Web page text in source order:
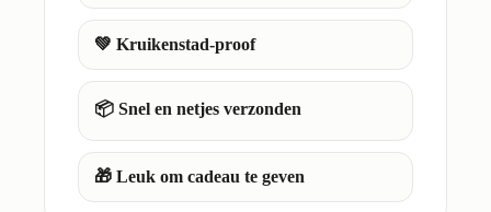
💚 Kruikenstad-proof
📦 Snel en netjes verzonden
🎁 Leuk om cadeau te geven